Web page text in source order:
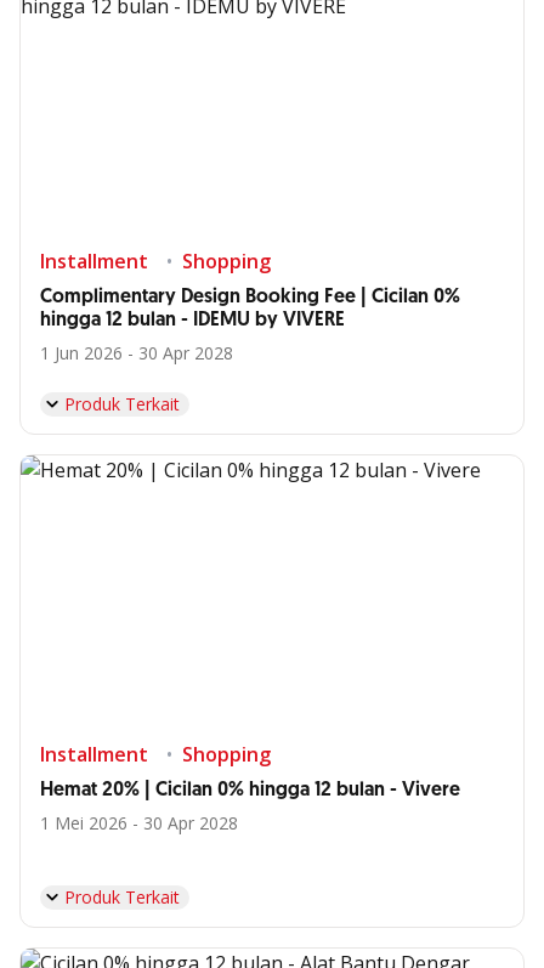
Installment Shopping
Complimentary Design Booking Fee | Cicilan 0%
hingga 12 bulan - IDEMU by VIVERE
1 Jun 2026 - 30 Apr 2028
Produk Terkait
Installment Shopping
Hemat 20% | Cicilan 0% hingga 12 bulan - Vivere
1 Mei 2026 - 30 Apr 2028
Produk Terkait